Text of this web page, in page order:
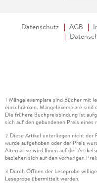
Datenschutz AGB
1 Mängelexemplare sind Bücher mit
einschränken. Mängelexemplare
Die frühere Buchpreisbindung ist
sich auf den gebundenen Preis eines
2 Diese Artikel unterliegen nicht der
wurde aufgehoben oder der Preis
Alternative wird Ihnen auf der
beziehen sich auf den vorherigen
3 Durch Öffnen der Leseprobe
Leseprobe übermittelt werden.